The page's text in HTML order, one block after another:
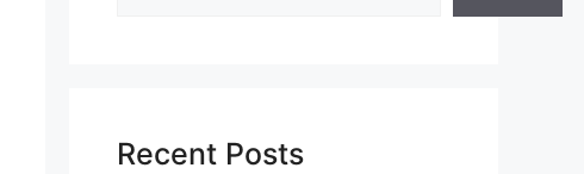
Recent Posts